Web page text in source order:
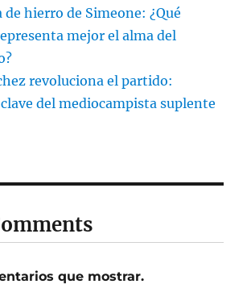
de hierro de Simeone: ¿Qué
mejor el alma del
revoluciona el partido:
del mediocampista suplente
que mostrar.